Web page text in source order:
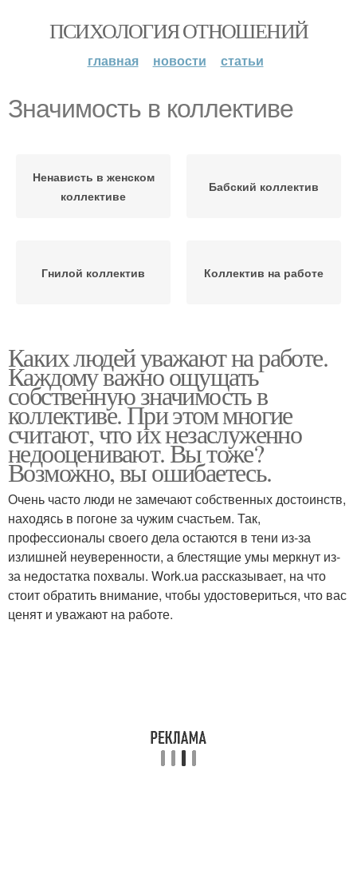
ПСИХОЛОГИЯ ОТНОШЕНИЙ
главная новости статьи
Значимость в коллективе
Ненависть в женском
коллективе
Бабский коллектив
Гнилой коллектив Коллектив на работе
Каких людей уважают на работе.
Каждому важно ощущать
собственную значимость в
коллективе. При этом многие
считают, что их незаслуженно
недооценивают. Вы тоже?
Возможно, вы ошибаетесь.
Очень часто люди не замечают собственных достоинств,
находясь в погоне за чужим счастьем. Так,
профессионалы своего дела остаются в тени из-за
излишней неуверенности, а блестящие умы меркнут из-
за недостатка похвалы. Work.ua рассказывает, на что
стоит обратить внимание, чтобы удостовериться, что вас
ценят и уважают на работе.